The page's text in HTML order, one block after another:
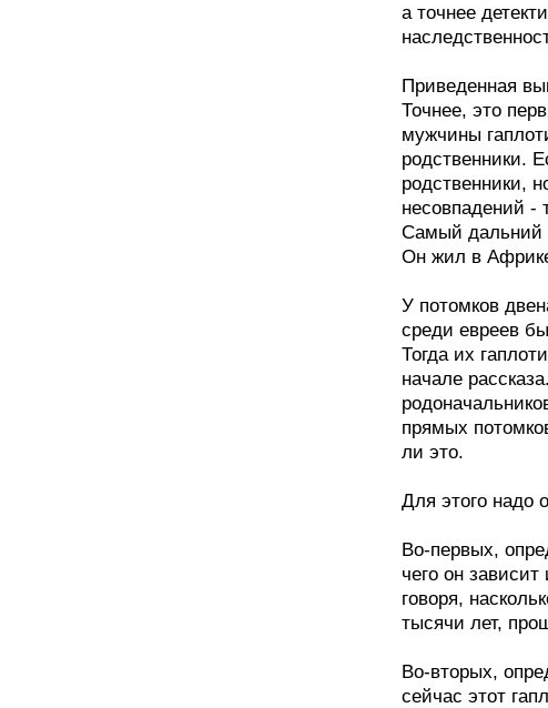
а точнее
Приведенная
Точнее, это
мужчины
родственники.
родственники,
несовпадений
Самый дальний
Он жил в
У потомков
среди евреев
Тогда их
начале
прямых
ли это.
Для этого надо
Во-первых,
чего он
говоря,
тысячи лет,
Во-вторых,
сейчас этот